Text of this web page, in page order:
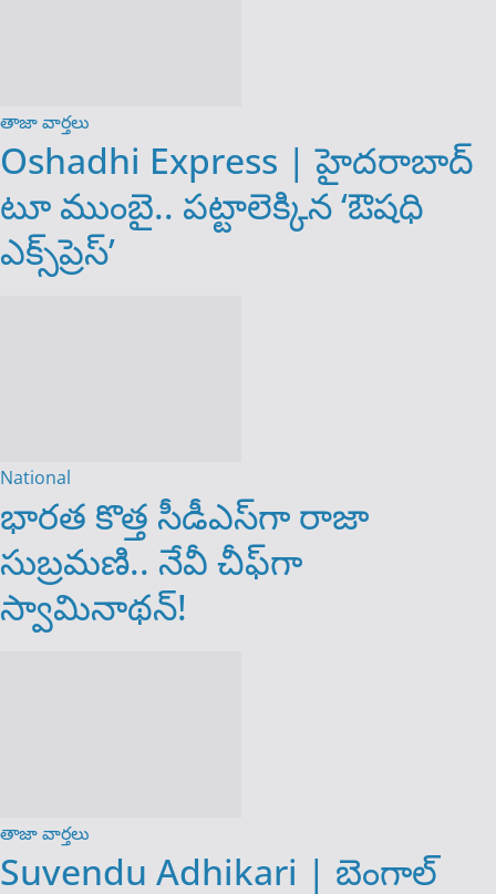
తాజా వార్తలు
Oshadhi Express | హైదరాబాద్
టూ ముంబై.. పట్టాలెక్కిన ‘ఔషధి
ఎక్స్‌ప్రెస్’
National
భారత కొత్త సీడీఎస్‌గా రాజా
సుబ్రమణి.. నేవీ చీఫ్‌గా
స్వామినాథన్!
తాజా వార్తలు
Suvendu Adhikari | బెంగాల్